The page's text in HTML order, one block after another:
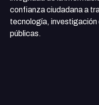
confianza ciudadana a
tecnología, investigación
públicas.